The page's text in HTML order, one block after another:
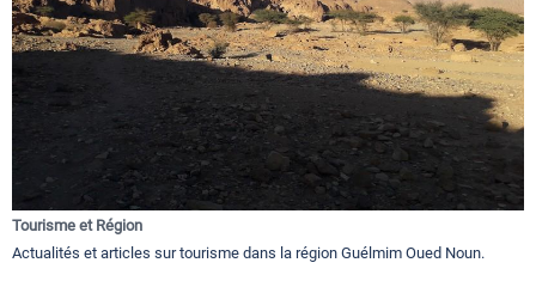
Tourisme et Région
Actualités et articles sur tourisme dans la région Guélmim Oued Noun.